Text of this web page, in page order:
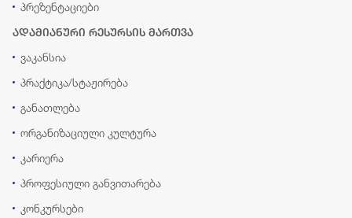
პრეზენტაციები
ადამიანური რესურსის მართვა
ვაკანსია
პრაქტიკა/სტაჟირება
განათლება
ორგანიზაციული კულტურა
კარიერა
პროფესიული განვითარება
კონკურსები